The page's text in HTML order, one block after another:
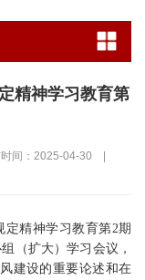
精神学习教育第
间：2025-04-30
|
定精神学习教育第2期
（扩大）学习会议，
建设的重要论述和在